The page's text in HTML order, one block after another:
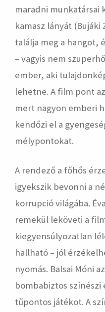
maradni munkatársai
kamasz lányát
találja meg a hangot,
– vagyis nem
ember, aki
lehetne. A film pont
mert nagyon emberi
kendőzi el a
mélypontokat.
A rendező a főhős
igyekszik bevonni a
korrupció világába.
remekül leköveti a
kiegyensúlyozatlan
hallható – jól
nyomás. Balsai Móni
bombabiztos
tűpontos játékot. A